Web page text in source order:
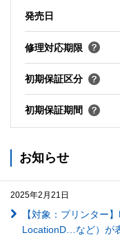
発売日
修理対応期限
初期保証区分
初期保証期間
お知らせ
2025年2月21日
【対象：プリンター
LocationD…など）が